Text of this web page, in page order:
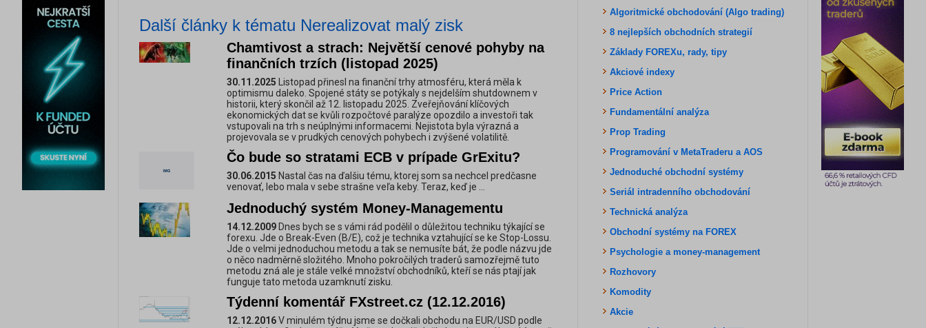
Další články k tématu Nerealizovat malý zisk
Chamtivost a strach: Největší cenové pohyby na
finančních trzích (listopad 2025)
30.11.2025 Listopad přinesl na finanční trhy atmosféru, která měla k
optimismu daleko. Spojené státy se potýkaly s nejdelším shutdownem v
historii, který skončil až 12. listopadu 2025. Zveřejňování klíčových
ekonomických dat se kvůli rozpočtové paralýze opozdilo a investoři tak
vstupovali na trh s neúplnými informacemi. Nejistota byla výrazná a
projevovala se v prudkých cenových pohybech i zvýšené volatilitě.
Čo bude so stratami ECB v prípade GrExitu?
30.06.2015 Nastal čas na ďalšiu tému, ktorej som sa nechcel predčasne
venovať, lebo mala v sebe strašne veľa keby. Teraz, keď je ...
Jednoduchý systém Money-Managementu
14.12.2009 Dnes bych se s vámi rád podělil o důležitou techniku týkající se
forexu. Jde o Break-Even (B/E), což je technika vztahující se ke Stop-Lossu.
Jde o velmi jednoduchou metodu a tak se nemusíte bát, že podle názvu jde
o něco nadměrně složitého. Mnoho pokročilých traderů samozřejmě tuto
metodu zná ale je stále velké množství obchodníků, kteří se nás ptají jak
funguje tato metoda uzamknutí zisku.
Týdenní komentář FXstreet.cz (12.12.2016)
12.12.2016V minulém týdnu jsme se dočkali obchodu na EUR/USD podle
Algoritmické obchodování (Algo trading)
8 nejlepších obchodních strategií
Základy FOREXu, rady, tipy
Akciové indexy
Price Action
Fundamentální analýza
Prop Trading
Programování v MetaTraderu a AOS
Jednoduché obchodní systémy
Seriál intradenního obchodování
Technická analýza
Obchodní systémy na FOREX
Psychologie a money-management
Rozhovory
Komodity
Akcie